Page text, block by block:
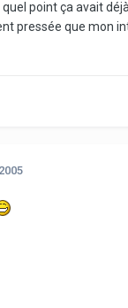
point ça avait
pressée que mon